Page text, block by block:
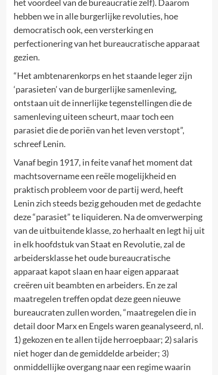
het voordeel van de bureaucratie zelf). Daarom
hebben we in alle burgerlijke revoluties, hoe
democratisch ook, een versterking en
perfectionering van het bureaucratische apparaat
gezien.
“Het ambtenarenkorps en het staande leger zijn
‘parasieten’ van de burgerlijke samenleving,
ontstaan uit de innerlijke tegenstellingen die de
samenleving uiteen scheurt, maar toch een
parasiet die de poriën van het leven verstopt”,
schreef Lenin.
Vanaf begin 1917, in feite vanaf het moment dat
machtsovername een reële mogelijkheid en
praktisch probleem voor de partij werd, heeft
Lenin zich steeds bezig gehouden met de gedachte
deze “parasiet” te liquideren. Na de omverwerping
van de uitbuitende klasse, zo herhaalt en legt hij uit
in elk hoofdstuk van Staat en Revolutie, zal de
arbeidersklasse het oude bureaucratische
apparaat kapot slaan en haar eigen apparaat
creëren uit beambten en arbeiders. En ze zal
maatregelen treffen opdat deze geen nieuwe
bureaucraten zullen worden, “maatregelen die in
detail door Marx en Engels waren geanalyseerd, nl.
1) gekozen en te allen tijde herroepbaar; 2) salaris
niet hoger dan de gemiddelde arbeider; 3)
onmiddellijke overgang naar een regime waarin